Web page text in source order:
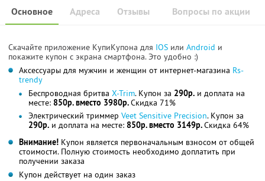
Основное Отзывы Вопросы по акции
Адреса
Скачайте приложение КупиКупона для IOS или Android и
покажите купон с экрана смартфона. Это удобно :)
Аксессуары для мужчин и женщин от интернет-магазина Rs-
trendy
Беспроводная бритва X-Trim. Купон за 290р. и доплата на
месте: 850р. вместо 3980р.Скидка 71%
Электрический триммер Veet Sensitive Precision. Купон за
290р. и доплата на месте: 850р. вместо 3149р.Скидка 64%
Внимание! Купон является первоначальным взносом от общей
стоимости. Полную стоимость необходимо доплатить при
получении заказа
Купон действует на один заказ